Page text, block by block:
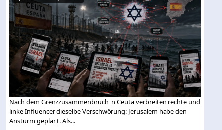
Nach dem Grenzzusammenbruch in Ceuta verbreiten rechte und
linke Influencer dieselbe Verschwörung: Jerusalem habe den
Ansturm geplant. Als...